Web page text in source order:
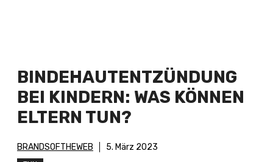
BINDEHAUTENTZÜNDUNG
BEI KINDERN: WAS KÖNNEN
ELTERN TUN?
BRANDSOFTHEWEB 5. März 2023